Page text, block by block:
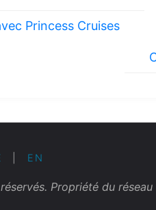
Princess Cruises
EN
Propriété du réseau